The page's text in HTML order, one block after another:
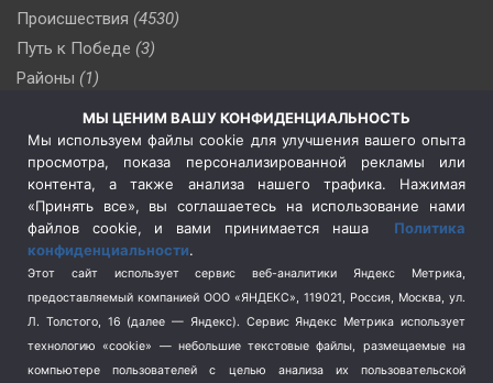
Происшествия (4530)
Путь к Победе (3)
Районы (1)
Сельское хозяйство (3)
Социальная политика
(3)
Спецоперация в Украине
Спецоперация на Украине
(404)
Спорт (740)
Терроризм (1)
Транспорт (262)
Туризм (178)
МЫ ЦЕНИМ ВАШУ КОНФИДЕНЦИАЛЬНОСТЬ
Мы используем файлы cookie для улучшения вашего опыта
просмотра, показа персонализированной рекламы или
контента, а также анализа нашего трафика. Нажимая
«Принять все», вы соглашаетесь на использование нами
файлов cookie, и вами принимается наша Политика
конфиденциальности.
Этот сайт использует сервис веб-аналитики Яндекс Метрика,
предоставляемый компанией ООО «ЯНДЕКС», 119021, Россия, Москва, ул.
Л. Толстого, 16 (далее — Яндекс). Сервис Яндекс Метрика использует
технологию «cookie» — небольшие текстовые файлы, размещаемые на
компьютере пользователей с целью анализа их пользовательской